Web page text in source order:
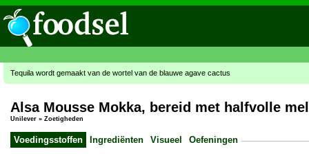
Tequila wordt gemaakt van de wortel van de blauwe agave cactus
Alsa Mousse Mokka, bereid met halfvolle
Unilever » Zoetigheden
Voedingsstoffen Ingrediënten Visueel Oefeningen